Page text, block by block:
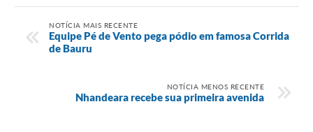
NOTÍCIA MAIS RECENTE
Equipe Pé de Vento pega pódio em famosa Corrida
de Bauru
NOTÍCIA MENOS RECENTE
Nhandeara recebe sua primeira avenida